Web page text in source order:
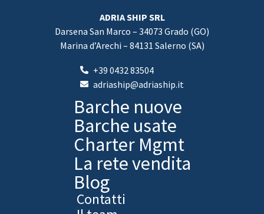
ADRIA SHIP SRL
Darsena San Marco – 34073 Grado (GO)
Marina d’Arechi – 84131 Salerno (SA)
+39 0432 83504
adriaship@adriaship.it
Barche nuove
Barche usate
Charter Mgmt
La rete vendita
Blog
Contatti